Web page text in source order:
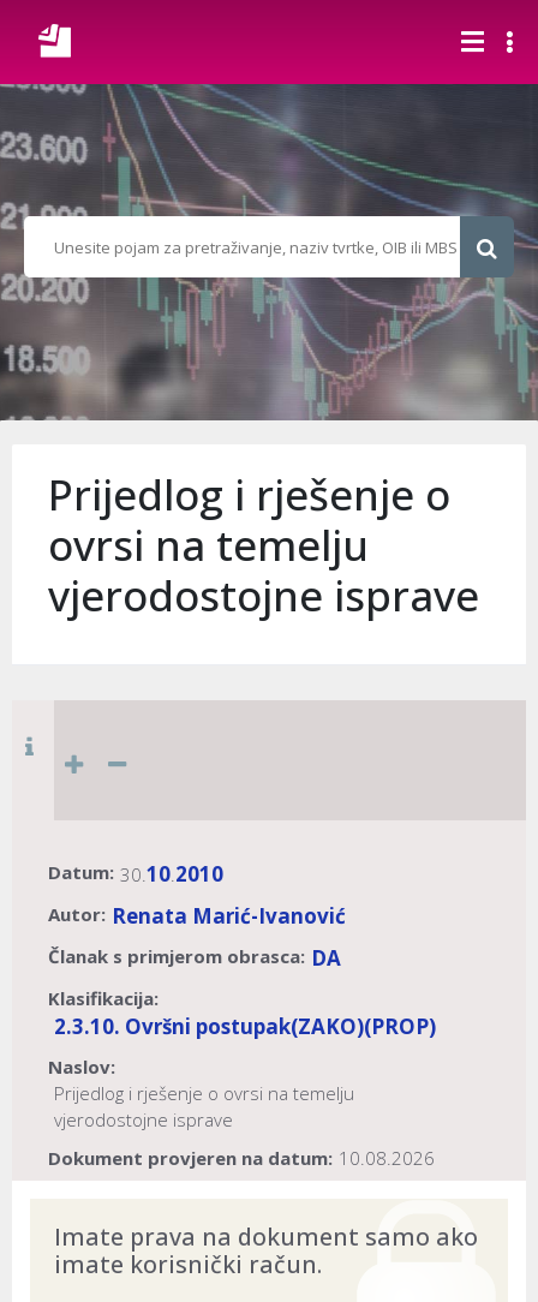
Prijedlog i rješenje o
ovrsi na temelju
vjerodostojne isprave
Datum: 30.10.2010
Autor: Renata Marić-Ivanović
Članak s primjerom obrasca: DA
Klasifikacija:
2.3.10. Ovršni postupak(ZAKO)(PROP)
Naslov:
Prijedlog i rješenje o ovrsi na temelju
vjerodostojne isprave
Dokument provjeren na datum: 10.08.2026
Imate prava na dokument samo ako
imate korisnički račun.